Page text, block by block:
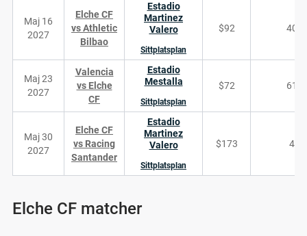
Maj 16
2027
Elche CF
vs Athletic
Bilbao
Estadio
Martinez
Valero
Sittplatsplan
$92 404
Maj 23
2027
Valencia
vs Elche
CF
Estadio
Mestalla
Sittplatsplan
$72 612
Maj 30
2027
Elche CF
vs Racing
Santander
Estadio
Martinez
Valero
Sittplatsplan
$173 48
Elche CF matcher